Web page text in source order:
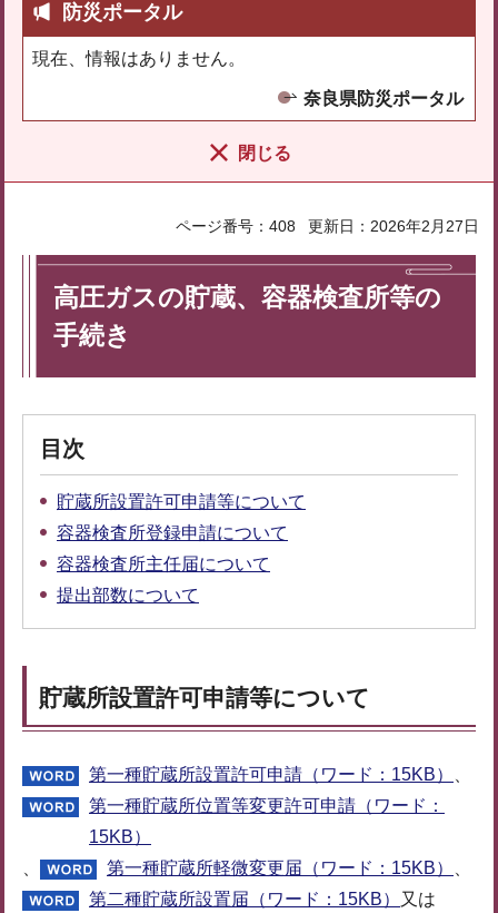
防災ポータル
現在、情報はありません。
奈良県防災ポータル
閉じる
ページ番号：408 更新日：2026年2月27日
高圧ガスの貯蔵、容器検査所等の
手続き
目次
貯蔵所設置許可申請等について
容器検査所登録申請について
容器検査所主任届について
提出部数について
貯蔵所設置許可申請等について
第一種貯蔵所設置許可申請（ワード：15KB）
第一種貯蔵所位置等変更許可申請（ワード：
15KB）
第一種貯蔵所軽微変更届（ワード：15KB）
第二種貯蔵所設置届（ワード：15KB）
又は